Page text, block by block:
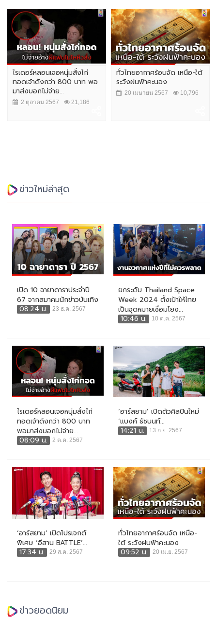
ไรเดอร์หลอนเจอหนุ่มสั่งไก่
ทอดเจ้าดังกว่า 800 บาท พอ
มาส่งบอกไม่จ่าย...
2 ตุลาคม 2567 21,186
ทั่วไทยอากาศร้อนจัด เหนือ-ใต้
ระวังฝนฟ้าคะนอง
20 เมษายน 2567 10,796
ข่าวใหม่ล่าสุด
เปิด 10 ฉายาดาราประจำปี
67 จากสมาคมนักข่าวบันเทิง
08:24 น.
23 ธ.ค. 2567
ยกระดับ Thailand Space
Week 2024 ตั้งเป้าให้ไทย
เป็นจุดหมายเชื่อมโยง...
10:46 น.
10 ต.ค. 2567
ไรเดอร์หลอนเจอหนุ่มสั่งไก่
ทอดเจ้าดังกว่า 800 บาท
พอมาส่งบอกไม่จ่าย...
08:09 น.
2 ต.ค. 2567
‘อาร์สยาม’ เปิดตัวศิลปินใหม่
‘แบงค์ ธัชนนท์...
14:21 น.
13 ก.ย. 2567
‘อาร์สยาม’ เปิดโปรเจกต์
พิเศษ ‘อีสาน BATTLE’...
17:34 น.
29 ส.ค. 2567
ทั่วไทยอากาศร้อนจัด เหนือ-
ใต้ ระวังฝนฟ้าคะนอง
09:52 น.
20 เม.ย. 2567
ข่าวยอดนิยม